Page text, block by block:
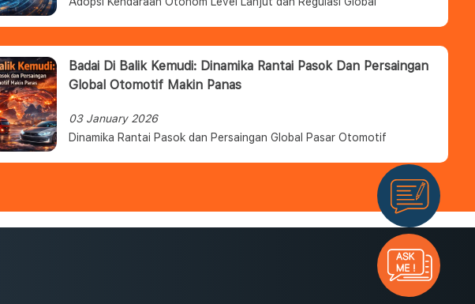
Badai Di Balik Kemudi: Dinamika Rantai Pasok Dan Persaingan
Global Otomotif Makin Panas
03 January 2026
Dinamika Rantai Pasok dan Persaingan Global Pasar Otomotif